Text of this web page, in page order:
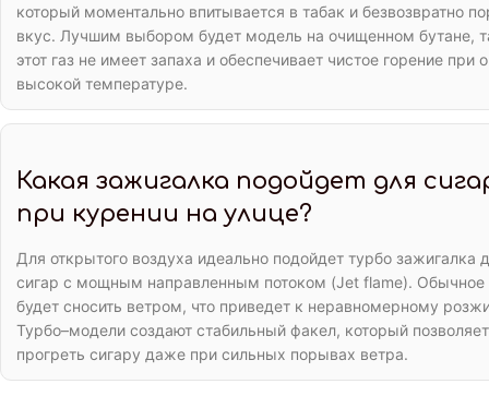
который моментально впитывается в табак и безвозвратно
вкус. Лучшим выбором будет модель на очищенном бутане,
этот газ не имеет запаха и обеспечивает чистое горение при
высокой температуре.
Какая зажигалка подойдет для
при курении на улице?
Для открытого воздуха идеально подойдет турбо зажигалка
сигар с мощным направленным потоком (Jet flame). Обычное
будет сносить ветром, что приведет к неравномерному
Турбо–модели создают стабильный факел, который позволяет
прогреть сигару даже при сильных порывах ветра.